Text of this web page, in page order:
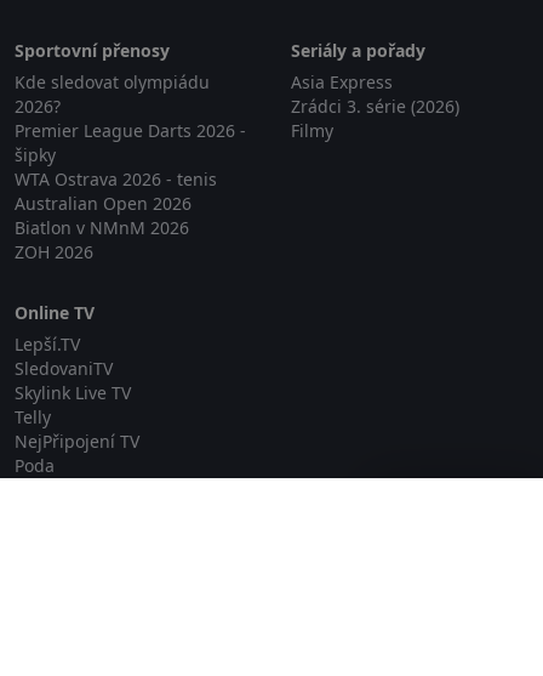
Sportovní přenosy
Kde sledovat olympiádu
2026?
Premier League Darts 2026 -
šipky
WTA Ostrava 2026 - tenis
Australian Open 2026
Biatlon v NMnM 2026
ZOH 2026
Seriály a pořady
Asia Express
Zrádci 3. série (2026)
Filmy
Online TV
Lepší.TV
SledovaniTV
Skylink Live TV
Telly
NejPřipojení TV
Poda